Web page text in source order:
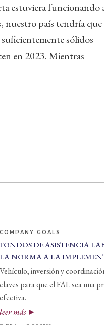
estuviera funcionando
nuestro país tendría que
sólidos
en 2023. Mientras
COMPANY GOALS
FONDOS DE ASISTENCIA
LA NORMA A LA
Vehículo, inversión y
claves para que el FAL sea una
efectiva.
leer más